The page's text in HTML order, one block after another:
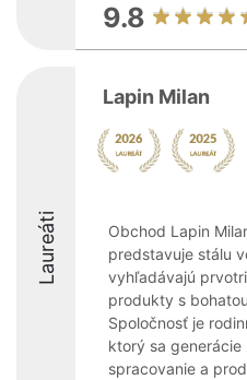
9.8
Laureáti
Lapin Milan
Obchod Lapin
predstavuje stálu
vyhľadávajú
produkty s
Spoločnosť je
ktorý sa generácie
spracovanie a